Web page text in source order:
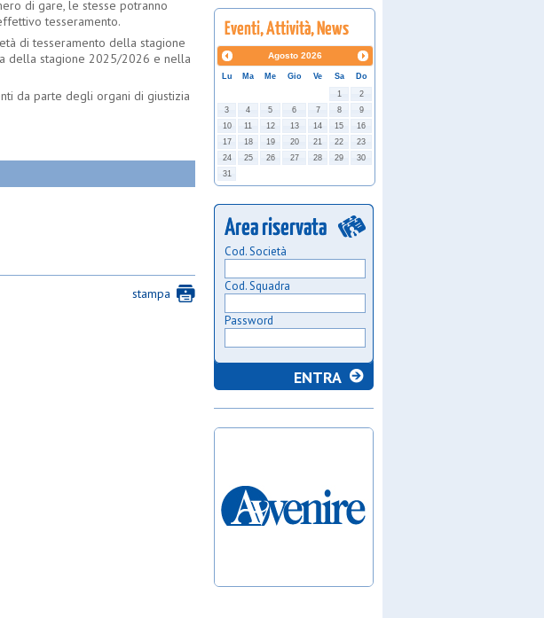
di gare, le stesse potranno
tesseramento.
di tesseramento della stagione
della stagione 2025/2026 e nella
da parte degli organi di giustizia
stampa
Agosto 2026
Lu Ma Me Gio Ve Sa
Do
1
2
3
4 5 6 7 8
9
10
11 12 13 14 15
16
17
18 19 20 21 22
23
24
25 26 27 28 29
30
31
Cod. Società
Cod. Squadra
Password